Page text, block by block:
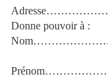
Donne pouvoir à :